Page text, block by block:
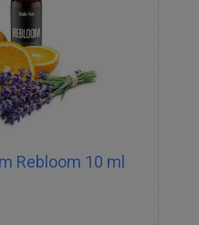
Rebloom 10 ml